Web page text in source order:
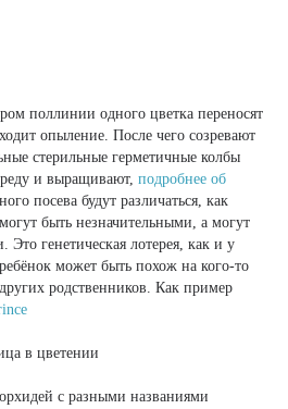
поллинии одного цветка переносят
опыление. После чего созревают
стерильные герметичные колбы
и выращивают, подробнее об
посева будут различаться, как
быть незначительными, а могут
генетическая лотерея, как и у
может быть похож на кого-то
родственников. Как пример
с разными названиями